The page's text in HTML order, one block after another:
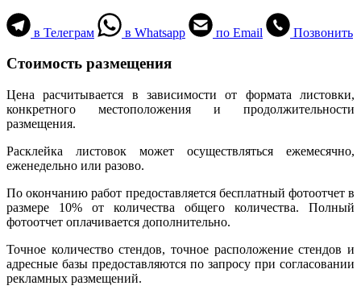
в Телеграм в Whatsapp по Email Позвонить
Стоимость размещения
Цена расчитывается в зависимости от формата листовки,
конкретного местоположения и продолжительности
размещения.
Расклейка листовок может осуществляться ежемесячно,
еженедельно или разово.
По окончанию работ предоставляется бесплатный фотоотчет в
размере 10% от количества общего количества. Полный
фотоотчет оплачивается дополнительно.
Точное количество стендов, точное расположение стендов и
адресные базы предоставляются по запросу при согласовании
рекламных размещений.